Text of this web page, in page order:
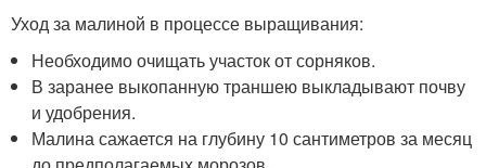
Уход за малиной в процессе выращивания:
Необходимо очищать участок от сорняков.
В заранее выкопанную траншею выкладывают почву
и удобрения.
Малина сажается на глубину 10 сантиметров за месяц